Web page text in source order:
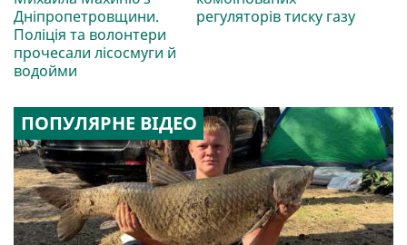
Дніпропетровщини.
Поліція та волонтери
прочесали лісосмуги й
водойми
регуляторів тиску газу
ПОПУЛЯРНЕ ВІДЕО